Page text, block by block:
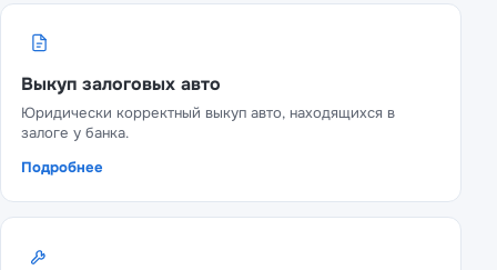
Выкуп залоговых авто
Юридически корректный выкуп авто, находящихся в
залоге у банка.
Подробнее